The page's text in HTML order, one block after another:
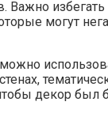
Важно
могут
декор был